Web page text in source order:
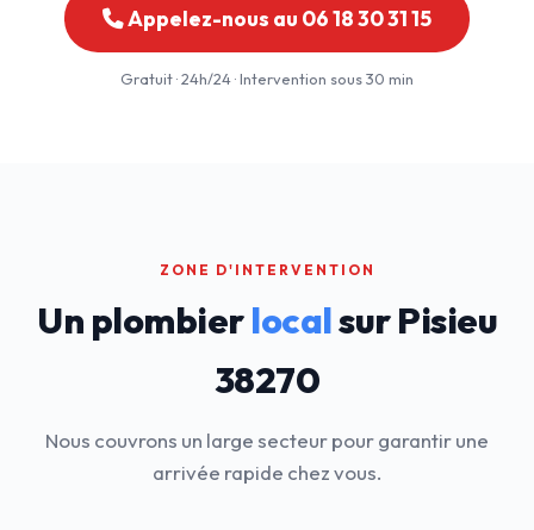
Appelez-nous au 06 18 30 31 15
Gratuit · 24h/24 · Intervention sous 30 min
ZONE D'INTERVENTION
Un plombierlocalsur Pisieu
38270
Nous couvrons un large secteur pour garantir une
arrivée rapide chez vous.